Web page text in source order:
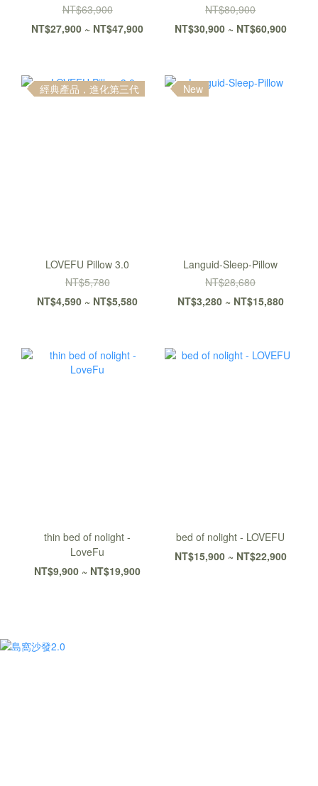
NT$63,900
NT$27,900 ~ NT$47,900
NT$80,900
NT$30,900 ~ NT$60,900
經典產品，進化第三代
LOVEFU Pillow 3.0
NT$5,780
NT$4,590 ~ NT$5,580
New
Languid-Sleep-Pillow
NT$28,680
NT$3,280 ~ NT$15,880
thin bed of nolight -
LoveFu
NT$9,900 ~ NT$19,900
bed of nolight - LOVEFU
NT$15,900 ~ NT$22,900